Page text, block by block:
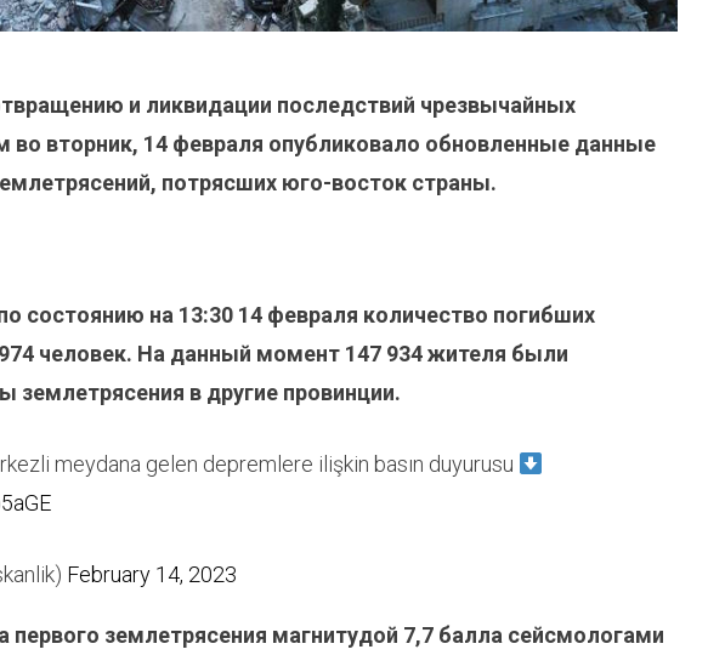
и ликвидации последствий чрезвычайных
во вторник, 14 февраля опубликовало обновленные данные
потрясших юго-восток страны.
состоянию на 13:30 14 февраля количество погибших
человек. На данный момент 147 934 жителя были
землетрясения в другие провинции.
meydana gelen depremlere ilişkin basın duyurusu
February 14, 2023
землетрясения магнитудой 7,7 балла сейсмологами